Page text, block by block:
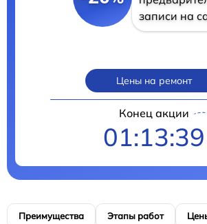
записи на
Цены на ремонт
Конец акции
01:13:38
Преимущества Этапы работ